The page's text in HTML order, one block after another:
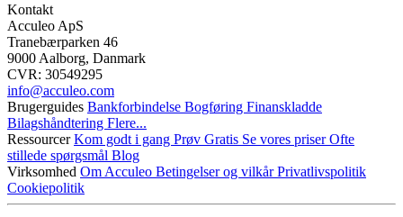
Kontakt
Acculeo ApS
Tranebærparken 46
9000 Aalborg, Danmark
CVR: 30549295
info@​acculeo.com
Brugerguides Bankforbindelse Bogføring Finanskladde
Bilagshåndtering Flere...
RessourcerKom godt i gang Prøv Gratis Se vores priserOfte
stillede spørgsmål Blog
Virksomhed Om Acculeo Betingelser og vilkårPrivatlivspolitik
Cookiepolitik